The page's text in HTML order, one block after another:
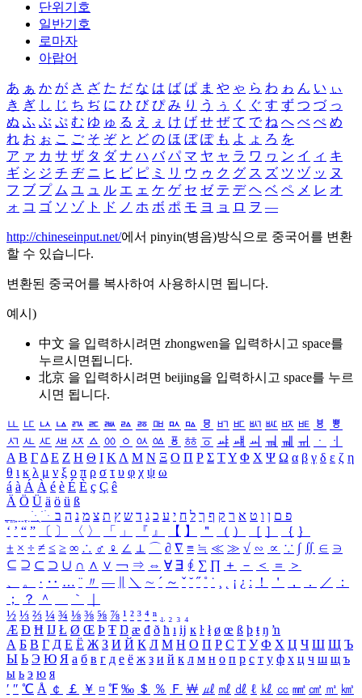
단위기호
일반기호
로마자
아랍어
あ ぁ か が さ ざ た だ な は ば ぱ ま や ゃ ら わ ゎ ん い ぃ
き ぎ し じ ち ぢ に ひ び ぴ み り う ぅ く ぐ す ず つ づ っ
ぬ ふ ぶ ぷ む ゆ ゅ る え ぇ け げ せ ぜ て で ね へ べ ぺ め
れ お ぉ こ ご そ ぞ と ど の ほ ぼ ぽ も よ ょ ろ を
ア ァ カ サ ザ タ ダ ナ ハ バ パ マ ヤ ャ ラ ワ ヮ ン イ ィ キ
ギ シ ジ チ ヂ ニ ヒ ビ ピ ミ リ ウ ゥ ク グ ス ズ ツ ヅ ッ ヌ
フ ブ プ ム ユ ュ ル エ ェ ケ ゲ セ ゼ テ デ ヘ ベ ペ メ レ オ
ォ コ ゴ ソ ゾ ト ド ノ ホ ボ ポ モ ヨ ョ ロ ヲ ―
http://chineseinput.net/에서 pinyin(병음)방식으로 중국어를 변환
할 수 있습니다.
변환된 중국어를 복사하여 사용하시면 됩니다.
예시)
中文 을 입력하시려면 zhongwen을 입력하시고 space를
누르시면됩니다.
北京 을 입력하시려면 beijing을 입력하시고 space를 누르
시면 됩니다.
ㅥ ㅦ ㅧ ㅨ ㅩ ㅪ ㅫ ㅬ ㅭ ㅮ ㅯ ㅰ ㅱ ㅲ ㅳ ㅴ ㅵ ㅶ ㅷ ㅸ
ㅹ
ㅺ ㅻ ㅼ ㅽ ㅾ ㅿ ㆀ ㆁ ㆂ ㆃ ㆄ ㆅ ㆆ ㆇ ㆈ ㆉ ㆊ ㆋ ㆌ ㆍ
ㆎ
Α Β ΓΔ Ε Ζ Η Θ Ι ΚΛ Μ Ν Ξ Ο Π Ρ Σ ΤΥ Φ Χ Ψ Ω α β γ δ ε ζ η
θ ι κ λ μ ν ξ ο π ρ σ τ υ φ χ ψ ω
á à Á À é è É È ç Ç ê
Ä Ö Ü ä ö ü ß
ִֶֹ ֻּ ׁׂ פ ם ן ו ט א ר ק ף ך ל ח י ע כ ג ד ש ץ ת צ מ נ ה ב
‘ ’ “ ” 〔 〕 〈 〉 「 」 『 』 【 】 ＂ （ ） ［ ］ ｛ ｝
± × ÷ ≠ ≤ ≥ ∞ ∴ ♂ ♀ ∠ ⊥ ⌒ ∂ ∇ ≡ ≒ ≪ ≫ √ ∽ ∝ ∵ ∫ ∬ ∈ ∋
⊆ ⊇ ⊂ ⊃ ∪ ∩ ∧ ∨ ￢ ⇒ ⇔ ∀ ∃ ∮ ∑ ∏ ＋ － ＜ ＝
＞
、
。 · ‥ … ¨ 〃 ― ＼ ∼ ´ ～ ˇ ˘ ˝ ˚ ˙ ¸ ¡ ¿ ː ！ ＇ ， ． ／
：
；
？ ＾ ｀
½ ⅓ ⅔ ¼ ¾ ⅛ ⅜ ⅝ ⅞ ¹ ² ³ ⁴ ⁿ ₁ ₂ ₃ ₄
Æ Ð Ħ Ĳ Ł Ø Œ Þ Ŧ Ŋ æ đ ð ħ ı ĳ ĸ ŀ ł ø œ ß þ ŧ ŋ ŉ
А Б В Г Д Е Ё Ж З И Й К Л М Н О П Р С Т У Ф Х Ц Ч Ш Щ Ъ
Ы Ь Э Ю Я а б в г д е ё ж з и й к л м н о п р с т у ф х ц ч ш щ ъ
ы ь э ю я
′ ″ ℃ Å ￠ ￡ ￥ ¤ ℉ ‰ ＄ ％ Ｆ ￦ ㎕ ㎖ ㎗ ℓ ㎘ ㏄ ㎣ ㎤ ㎥ ㎦